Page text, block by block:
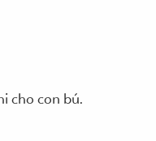
cho con bú.